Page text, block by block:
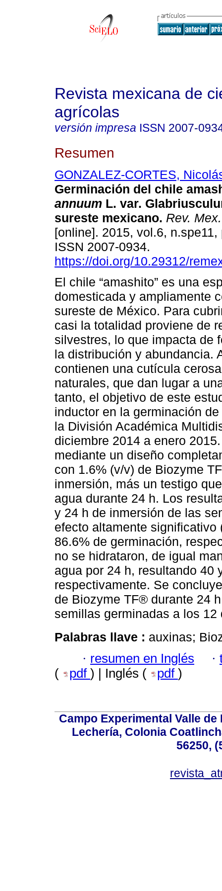
Revista mexicana de
agrícolas
versión impresa ISSN 2007-
Resumen
GONZALEZ-CORTES,
Germinación del chile
annuum L. var.
sureste mexicano. Rev.
[online]. 2015, vol.6, n.spe11,
ISSN 2007-0934.
https://doi.org/10.29312/
El chile “amashito” es una
domesticada y ampliamente
sureste de México. Para
casi la totalidad proviene de
silvestres, lo que impacta de
la distribución y abundancia.
contienen una cutícula
naturales, que dan lugar a
tanto, el objetivo de este
inductor en la germinación
la División Académica
diciembre 2014 a enero
mediante un diseño
con 1.6% (v/v) de Biozyme
inmersión, más un testigo
agua durante 24 h. Los
y 24 h de inmersión de las
efecto altamente
86.6% de germinación,
no se hidrataron, de igual
agua por 24 h, resultando 40
respectivamente. Se
de Biozyme TF® durante 24
semillas germinadas a los
Palabras llave : auxinas;
· resumen en Inglés ·
(
pdf ) | Inglés ( pdf )
Campo Experimental Valle
Lechería, Colonia
56250,